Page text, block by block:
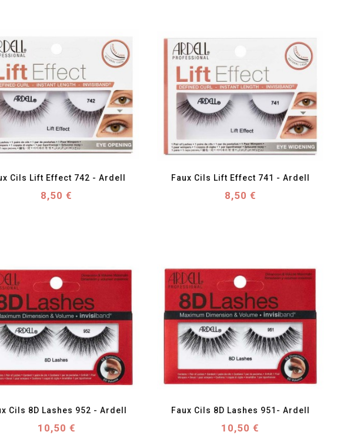
favorite_border visibility
Cils Lift Effect 742 - Ardell
Prix
8,50 €
favorite_border visibility
Faux Cils Lift Effect 741 - Ardell
Prix
8,50 €
favorite_border visibility
Cils 8D Lashes 952 - Ardell
Prix
10,50 €
favorite_border visibility
Faux Cils 8D Lashes 951- Ardell
Prix
10,50 €